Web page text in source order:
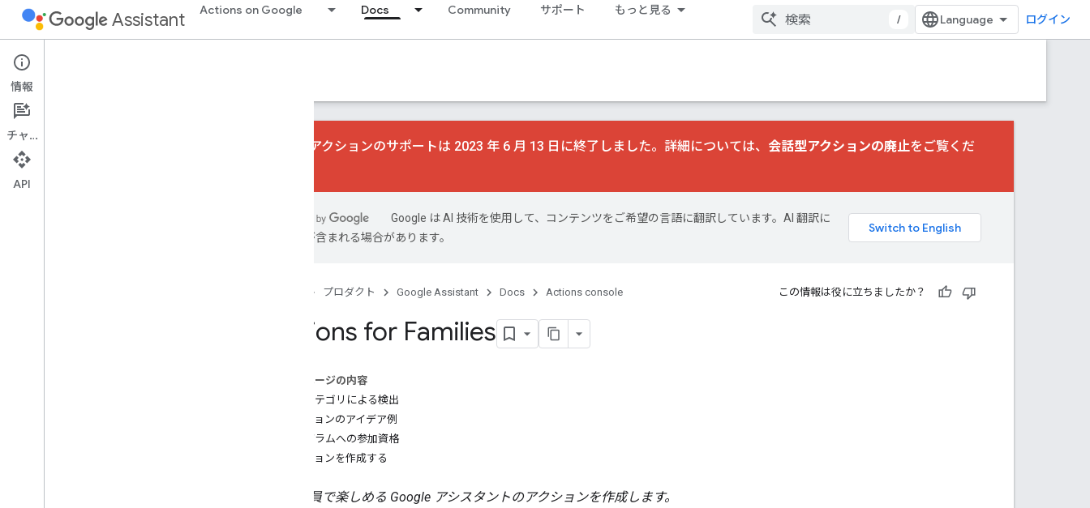
Assistant Actions on Google Docs Community サポート もっと見る
/ ログイン
Actions console
Learn
会話型アクションのサポートは 2023 年 6 月 13 日に終了しました。詳細については、 会話型アクションの廃止をご覧くだ
Google は AI 技術を使用して、コンテンツをご希望の言語に翻訳しています。AI 翻訳に
は誤りが含まれる場合があります。
プロダクト Google Assistant Docs Actions console この情報は役に立ちましたか？
Actions for Families
このページの内容
専用カテゴリによる検出
アクションのアイデア例
プログラムへの参加資格
アクションを作成する
家族全員で楽しめる Google アシスタントのアクションを作成します。
情報
チャット
API